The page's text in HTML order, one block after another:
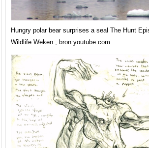
Hungry polar bear surprises a seal The Hunt
Wildlife Weken , bron:youtube.com